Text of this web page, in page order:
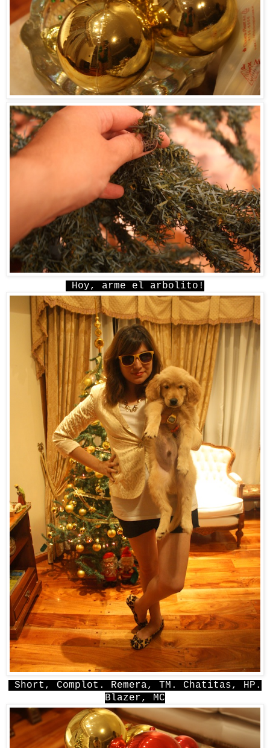
Hoy, arme el arbolito!
Short, Complot. Remera, TM. Chatitas, HP.
Blazer, MC